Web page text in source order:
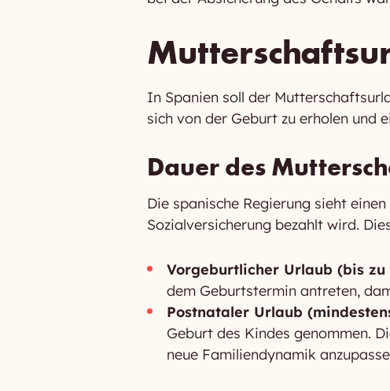
In Spanien soll der
sich von der Geburt zu erholen und
Dauer des
Die spanische Regierung sieht
Sozialversicherung bezahlt wird.
Vorgeburtlicher Urlaub (bis
dem Geburtstermin antreten,
Postnataler Urlaub
Geburt des Kindes genommen.
neue Familiendynamik